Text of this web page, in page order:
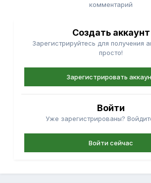
комментарий
Создать аккаунт
Зарегистрируйтесь для получения
просто!
Зарегистрировать
Войти
Уже зарегистрированы?
Войти сейчас